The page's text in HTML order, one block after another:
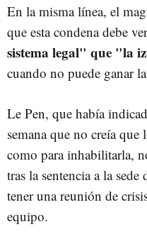
En la misma línea, el
que esta condena debe
sistema legal" que "la
cuando no puede ganar
Le Pen, que había
semana que no creía
como para inhabilitarla,
tras la sentencia a la
tener una reunión de
equipo.